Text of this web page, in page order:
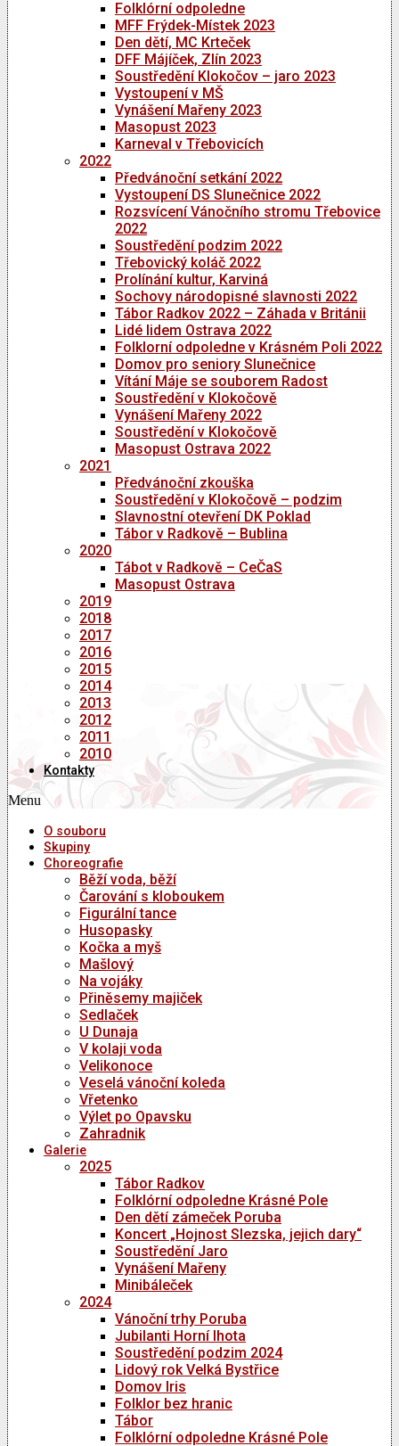
Folklórní odpoledne
MFF Frýdek-Místek 2023
Den dětí, MC Krteček
DFF Májíček, Zlín 2023
Soustředění Klokočov – jaro 2023
Vystoupení v MŠ
Vynášení Mařeny 2023
Masopust 2023
Karneval v Třebovicích
2022
Předvánoční setkání 2022
Vystoupení DS Slunečnice 2022
Rozsvícení Vánočního stromu Třebovice
2022
Soustředění podzim 2022
Třebovický koláč 2022
Prolínání kultur, Karviná
Sochovy národopisné slavnosti 2022
Tábor Radkov 2022 – Záhada v Británii
Lidé lidem Ostrava 2022
Folklorní odpoledne v Krásném Poli 2022
Domov pro seniory Slunečnice
Vítání Máje se souborem Radost
Soustředění v Klokočově
Vynášení Mařeny 2022
Soustředění v Klokočově
Masopust Ostrava 2022
2021
Předvánoční zkouška
Soustředění v Klokočově – podzim
Slavnostní otevření DK Poklad
Tábor v Radkově – Bublina
2020
Tábot v Radkově – CeČaS
Masopust Ostrava
2019
2018
2017
2016
2015
2014
2013
2012
2011
2010
Kontakty
Menu
O souboru
Skupiny
Choreografie
Běží voda, běží
Čarování s kloboukem
Figurální tance
Husopasky
Kočka a myš
Mašlový
Na vojáky
Přiněsemy majiček
Sedlaček
U Dunaja
V kolaji voda
Velikonoce
Veselá vánoční koleda
Vřetenko
Výlet po Opavsku
Zahradnik
Galerie
2025
Tábor Radkov
Folklórní odpoledne Krásné Pole
Den dětí zámeček Poruba
Koncert „Hojnost Slezska, jejich dary“
Soustředění Jaro
Vynášení Mařeny
Minibáleček
2024
Vánoční trhy Poruba
Jubilanti Horní lhota
Soustředění podzim 2024
Lidový rok Velká Bystřice
Domov Iris
Folklor bez hranic
Tábor
Folklórní odpoledne Krásné Pole